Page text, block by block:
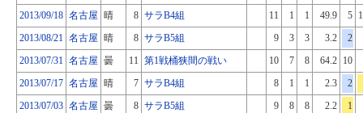
2013/09/18 名古屋 晴 8 サラB4組 11 1 1 49.9 5
2013/08/21 名古屋 晴 8 サラB5組 9 3 3 3.2
2
2013/07/31 名古屋 曇 11 第1戦桶狭間の戦い 10 7 8 64.2 10
2013/07/17 名古屋 晴 7 サラB4組 8 1 1 2.3
2
2013/07/03 名古屋 曇 8 サラB5組 9 8 8 2.2
1